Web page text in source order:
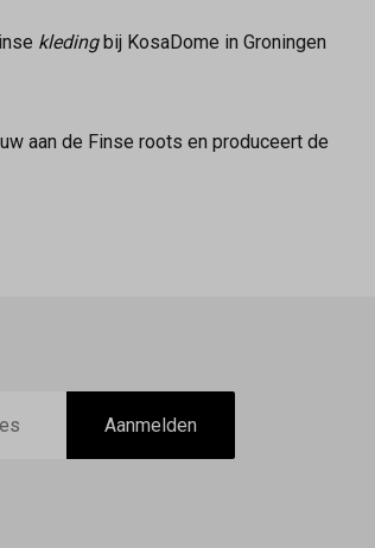
kledingbij KosaDome in Groningen
aan de Finse roots en produceert de
Aanmelden